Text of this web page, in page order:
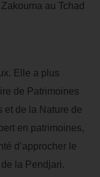
au Tchad
Elle a plus
de Patrimoines
et de la Nature de
en patrimoines,
d’approcher le
la Pendjari.